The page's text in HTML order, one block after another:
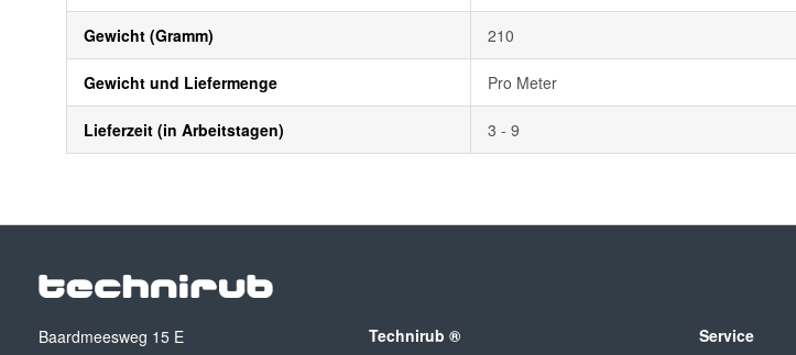
Gewicht (Gramm) 210
Gewicht und Liefermenge Pro Meter
Lieferzeit (in Arbeitstagen) 3 - 9
Baardmeesweg 15 E Technirub ® Service